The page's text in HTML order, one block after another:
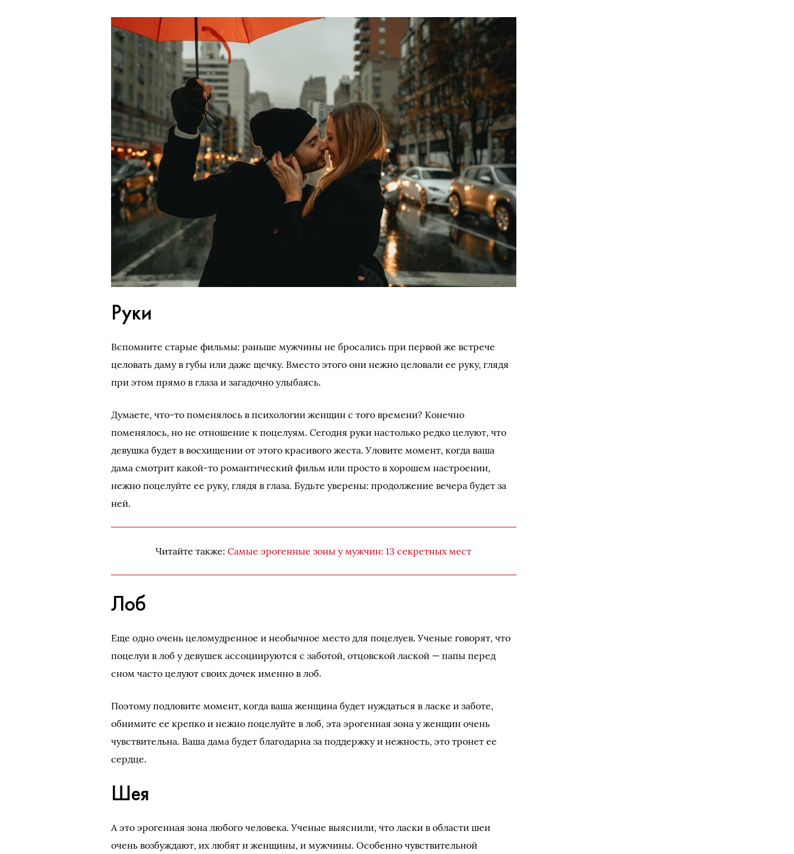
Руки
Вспомните старые фильмы: раньше мужчины не бросались при первой же встрече
целовать даму в губы или даже щечку. Вместо этого они нежно целовали ее руку, глядя
при этом прямо в глаза и загадочно улыбаясь.
Думаете, что-то поменялось в психологии женщин с того времени? Конечно
поменялось, но не отношение к поцелуям. Сегодня руки настолько редко целуют, что
девушка будет в восхищении от этого красивого жеста. Уловите момент, когда ваша
дама смотрит какой-то романтический фильм или просто в хорошем настроении,
нежно поцелуйте ее руку, глядя в глаза. Будьте уверены: продолжение вечера будет за
ней.
Читайте также:Самые эрогенные зоны у мужчин: 13 секретных мест
Лоб
Еще одно очень целомудренное и необычное место для поцелуев. Ученые говорят, что
поцелуи в лоб у девушек ассоциируются с заботой, отцовской лаской — папы перед
сном часто целуют своих дочек именно в лоб.
Поэтому подловите момент, когда ваша женщина будет нуждаться в ласке и заботе,
обнимите ее крепко и нежно поцелуйте в лоб, эта эрогенная зона у женщин очень
чувствительна. Ваша дама будет благодарна за поддержку и нежность, это тронет ее
сердце.
Шея
А это эрогенная зона любого человека. Ученые выяснили, что ласки в области шеи
очень возбуждают, их любят и женщины, и мужчины. Особенно чувствительной